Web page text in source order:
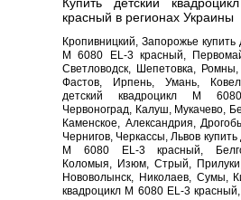
красный в регионах Украины
Кропивницкий, Запорожье купить
M 6080 EL-3 красный,
Светловодск, Шепетовка,
Фастов, Ирпень, Умань,
детский квадроцикл M
Червоноград, Калуш, Мукачево,
Каменское, Александрия,
Чернигов, Черкассы, Львов купить
M 6080 EL-3 красный,
Коломыя, Изюм, Стрый,
Нововолынск, Николаев, Сумы,
квадроцикл M 6080 EL-3